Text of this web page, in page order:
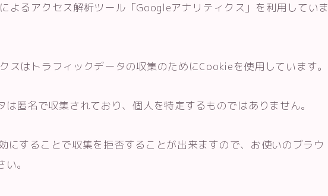
よるアクセス解析ツール「Googleアナリティクス」を利用していま
スはトラフィックデータの収集のためにCookieを使用しています。
は匿名で収集されており、個人を特定するものではありません。
にすることで収集を拒否することが出来ますので、お使いのブラウ
。